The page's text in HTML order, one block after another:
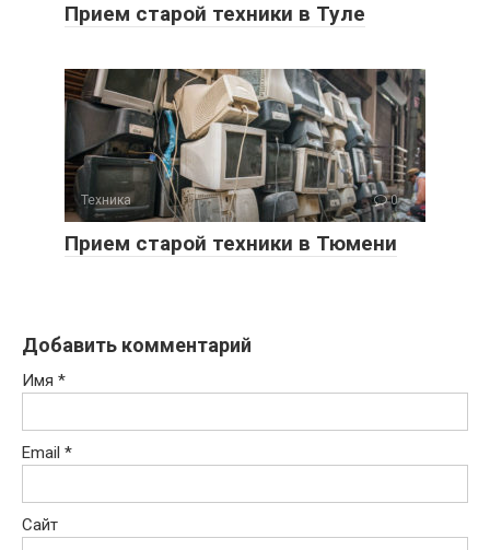
Прием старой техники в Туле
Техника 0
Прием старой техники в Тюмени
Добавить комментарий
Имя *
Email *
Сайт